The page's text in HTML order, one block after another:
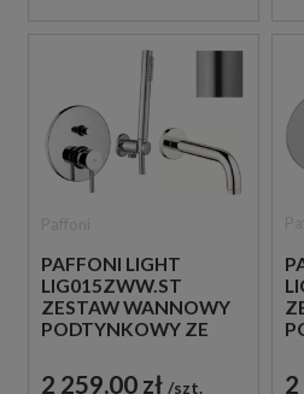
PAFFONI LIGHT
LIG015ZWW.ST
ZESTAW WANNOWY
PODTYNKOWY ZE
PRYSZNICOWĄ STAL
2 259,00 zł szt. 2